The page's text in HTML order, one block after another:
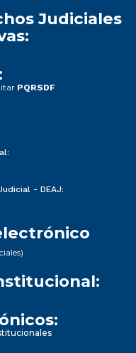
Judiciales
PQRSDF
- DEAJ: